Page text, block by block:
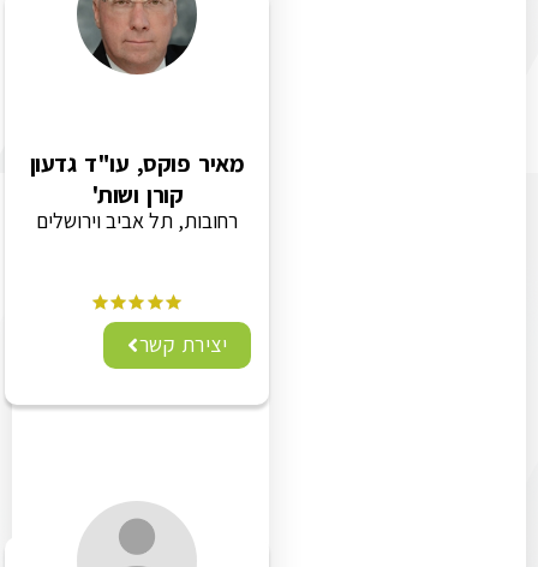
מאיר פוקס, עו"ד גדעון
קורן ושות'
רחובות, תל אביב וירושלים
יצירת קשר